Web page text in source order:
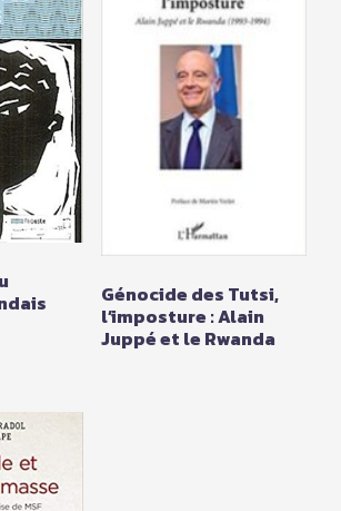
Génocide des Tutsi,
l’imposture : Alain
Juppé et le Rwanda